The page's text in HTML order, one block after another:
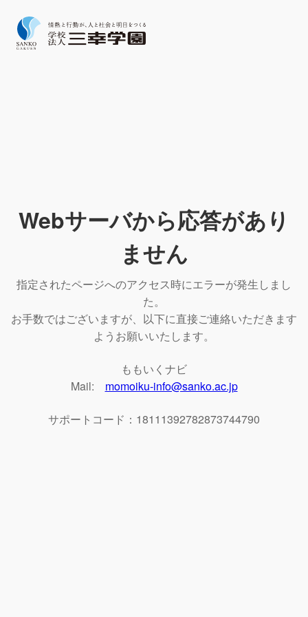
Webサーバから応答があり
ません
指定されたページへのアクセス時にエラーが発生しまし
た。
お手数ではございますが、以下に直接ご連絡いただきます
ようお願いいたします。
ももいくナビ
Mail: momoiku-info@sanko.ac.jp
サポートコード：18111392782873744790